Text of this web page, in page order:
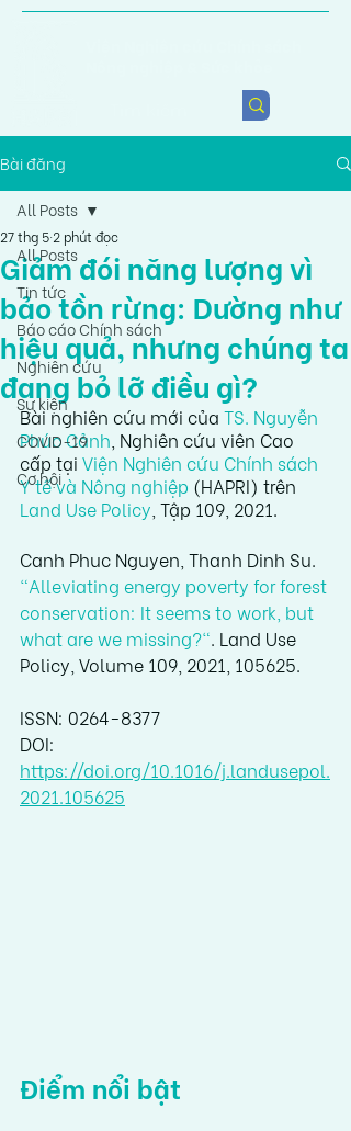
Bài đăng
All Posts
Tin tức
Báo cáo Chính sách
Nghiên cứu
Sự kiện
COVID-19
Cơ hội
All Posts
Giảm đói năng lượng vì
bảo tồn rừng: Dường như
hiệu quả, nhưng chúng ta
đang bỏ lỡ điều gì?
27 thg 5 2 phút đọc
Bài nghiên cứu mới của TS. Nguyễn
Phúc Cảnh , Nghiên cứu viên Cao
cấp tại Viện Nghiên cứu Chính sách
Y tế và Nông nghiệp (HAPRI) trên
Land Use Policy , Tập 109, 2021.
Canh Phuc Nguyen, Thanh Dinh Su.
"Alleviating energy poverty for forest
conservation: It seems to work, but
what are we missing?". Land Use
Policy, Volume 109, 2021, 105625.
ISSN: 0264-8377
DOI:
https://doi.org/10.1016/j.landusepol.
2021.105625
Điểm nổi bật